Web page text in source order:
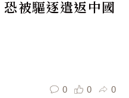
被驅逐遣返中國
0 0 0